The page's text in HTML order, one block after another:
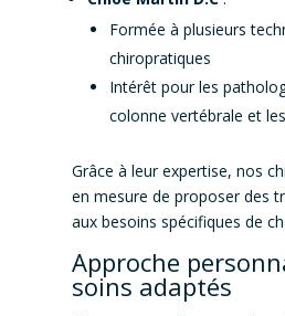
Formée à plusieurs
chiropratiques
Intérêt pour les
colonne vertébrale et
Grâce à leur expertise, nos
en mesure de proposer des
aux besoins spécifiques de
Approche
soins adaptés